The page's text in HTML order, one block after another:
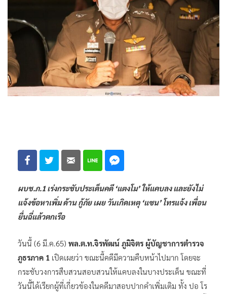
ผบช.ภ.1 เร่งกระชับประเด็นคดี ‘แตงโม’ ให้แคบลง และยังไม่
แจ้งข้อหาเพิ่ม ด้าน กู้ภัย เผย วันเกิดเหตุ ‘แซน’ โทรแจ้ง เพื่อน
ยื่นฉี่แล้วตกเรือ
วันนี้ (6 มี.ค.65) พล.ต.ท.จิรพัฒน์ ภูมิจิตร ผู้บัญชาการตำรวจ
ภูธรภาค 1 เปิดเผยว่า ขณะนี้คดีมีความคืบหน้าไปมาก โดยจะ
กระชับวงการสืบสวนสอบสวนให้แคบลงในบางประเด็น ขณะที่
วันนี้ได้เรียกผู้ที่เกี่ยวข้องในคดีมาสอบปากคำเพิ่มเติม ทั้ง ปอ โร